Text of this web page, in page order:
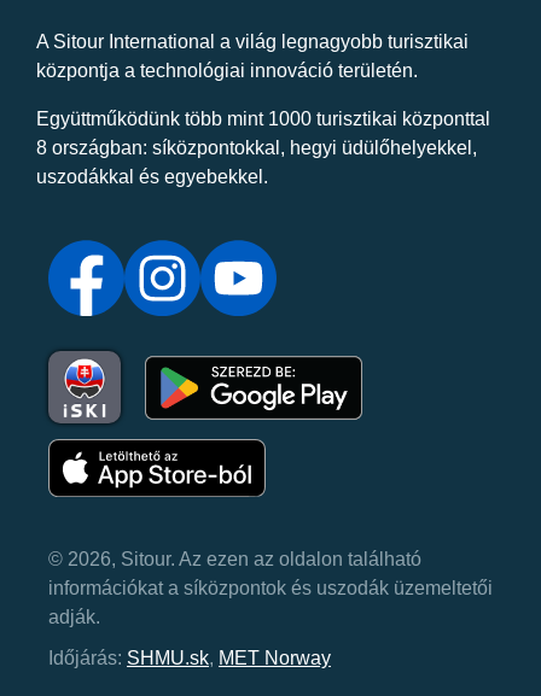
A Sitour International a világ legnagyobb turisztikai
központja a technológiai innováció területén.
Együttműködünk több mint 1000 turisztikai központtal
8 országban: síközpontokkal, hegyi üdülőhelyekkel,
uszodákkal és egyebekkel.
© 2026, Sitour. Az ezen az oldalon található
információkat a síközpontok és uszodák üzemeltetői
adják.
Időjárás: SHMU.sk, MET Norway